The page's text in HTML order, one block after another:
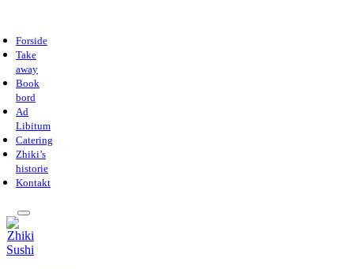
Forside
Take
away
Book
bord
Ad
Libitum
Catering
Zhiki’s
historie
Kontakt